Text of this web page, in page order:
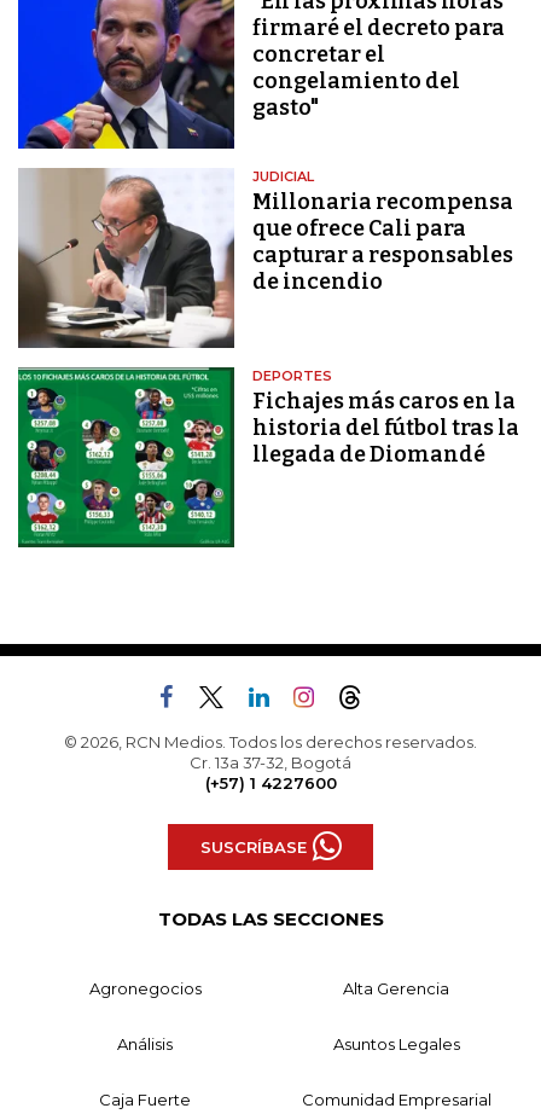
firmaré el decreto para
concretar el
congelamiento del
gasto"
JUDICIAL
Millonaria recompensa
que ofrece Cali para
capturar a responsables
de incendio
DEPORTES
Fichajes más caros en la
historia del fútbol tras la
llegada de Diomandé
© 2026, RCN Medios. Todos los derechos reservados.
Cr. 13a 37-32, Bogotá
(+57) 1 4227600
SUSCRÍBASE
TODAS LAS SECCIONES
Agronegocios Alta Gerencia
Análisis Asuntos Legales
Caja Fuerte Comunidad Empresarial